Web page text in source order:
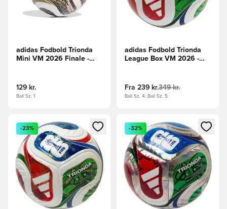
adidas Fodbold Trionda
Mini VM 2026 Finale -
129 kr.
Ball Sz. 1
adidas Fodbold Trionda
League Box VM 2026 -
Fra 239 kr.349 kr.
Ball Sz. 4, Ball Sz. 5
Åbner en Modal til at logge ind eller tilmelde dig som
-23%
Åbner en Modal til at logge
-32%